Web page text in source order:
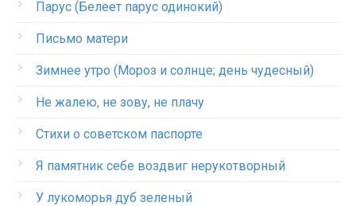
Парус (Белеет парус одинокий)
Письмо матери
Зимнее утро (Мороз и солнце; день чудесный)
Не жалею, не зову, не плачу
Стихи о советском паспорте
Я памятник себе воздвиг нерукотворный
У лукоморья дуб зеленый